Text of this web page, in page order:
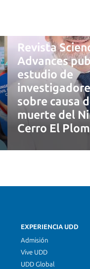
Revista
Advances
estudio de
sobre causa
muerte del
Cerro El
EXPERIENCIA UDD
Admisión
Vive UDD
UDD Global